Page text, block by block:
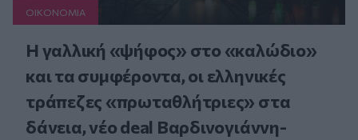
ΟΙΚΟΝΟΜΙΑ
Η γαλλική «ψήφος» στο «καλώδιο»
και τα συμφέροντα, οι ελληνικές
τράπεζες «πρωταθλήτριες» στα
δάνεια, νέο deal Βαρδινογιάννη-